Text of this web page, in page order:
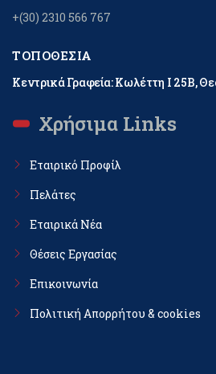
+(30) 2310 566 767
ΤΟΠΟΘΕΣΊΑ
Κεντρικά Γραφεία: Κωλέττη Ι 25Β,
Χρήσιμα Links
Εταιρικό Προφίλ
Πελάτες
Εταιρικά Νέα
Θέσεις Εργασίας
Επικοινωνία
Πολιτική Απορρήτου & cookies